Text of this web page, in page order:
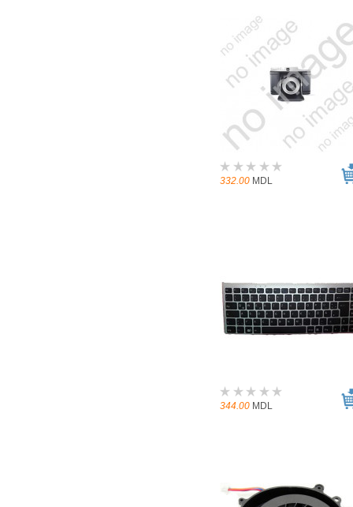
332.00 MDL
344.00 MDL